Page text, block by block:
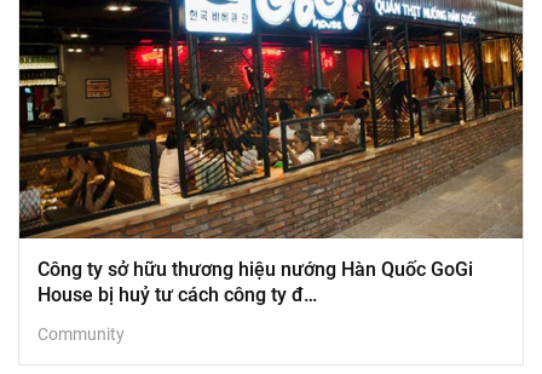
Công ty sở hữu thương hiệu nướng Hàn Quốc GoGi
House bị huỷ tư cách công ty đ…
Community